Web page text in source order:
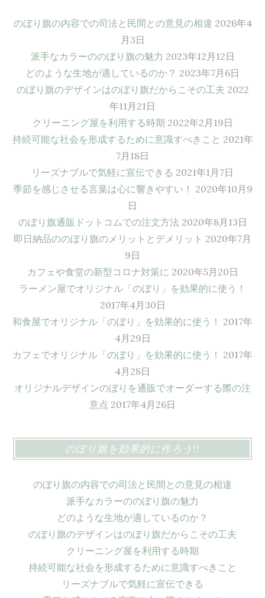
のぼり旗の内容での司法と民間との意見の相違 2026年4
月3日
派手なカラーののぼり旗の魅力 2023年12月12日
どのような生地が適しているのか？ 2023年7月6日
のぼり旗のデザインはのぼり旗だからこその工夫 2022
年11月21日
クリーニング屋を利用する時期 2022年2月19日
持続可能な社会を形成するために意識すべきこと 2021年
7月18日
リーズナブルで気軽に宣伝できる 2021年1月7日
季節を感じさせる言葉は心に響きやすい！ 2020年10月9
日
のぼり旗通販ドットコムでの注文方法 2020年8月13日
即日納品ののぼり旗のメリットとデメリット 2020年7月
9日
カフェや食堂の新型コロナ対策に 2020年5月20日
ラーメン屋でオリジナル「のぼり」を効果的に使う！
2017年4月30日
和食屋でオリジナル「のぼり」を効果的に使う！ 2017年
4月29日
カフェでオリジナル「のぼり」を効果的に使う！ 2017年
4月28日
オリジナルデザインのぼりを通販でオーダーする際の注
意点 2017年4月26日
のぼり旗を効果的に作ろう!!
のぼり旗の内容での司法と民間との意見の相違
派手なカラーののぼり旗の魅力
どのような生地が適しているのか？
のぼり旗のデザインはのぼり旗だからこその工夫
クリーニング屋を利用する時期
持続可能な社会を形成するために意識すべきこと
リーズナブルで気軽に宣伝できる